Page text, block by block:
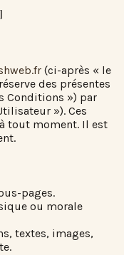
(ci-après « le
des présentes
Conditions ») par
»). Ces
tout moment. Il est
pages.
ou morale
textes, images,